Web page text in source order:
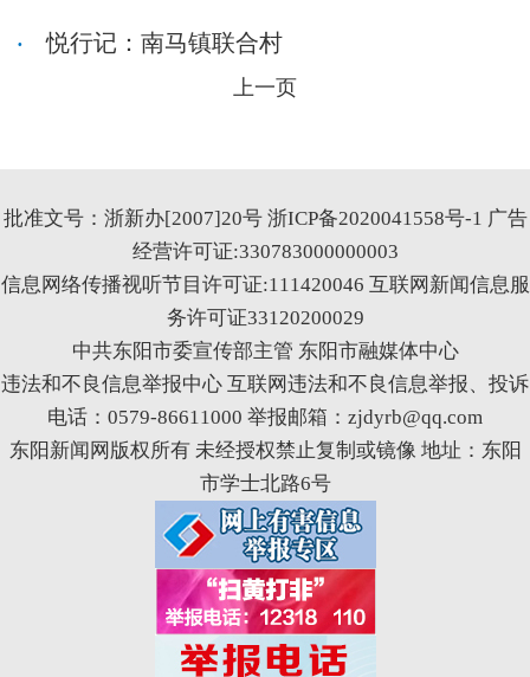
悦行记：南马镇联合村
上一页
批准文号：浙新办[2007]20号 浙ICP备2020041558号-1 广告
经营许可证:330783000000003
信息网络传播视听节目许可证:111420046 互联网新闻信息服
务许可证33120200029
中共东阳市委宣传部主管 东阳市融媒体中心
违法和不良信息举报中心 互联网违法和不良信息举报、投诉
电话：0579-86611000 举报邮箱：zjdyrb@qq.com
东阳新闻网版权所有 未经授权禁止复制或镜像 地址：东阳
市学士北路6号